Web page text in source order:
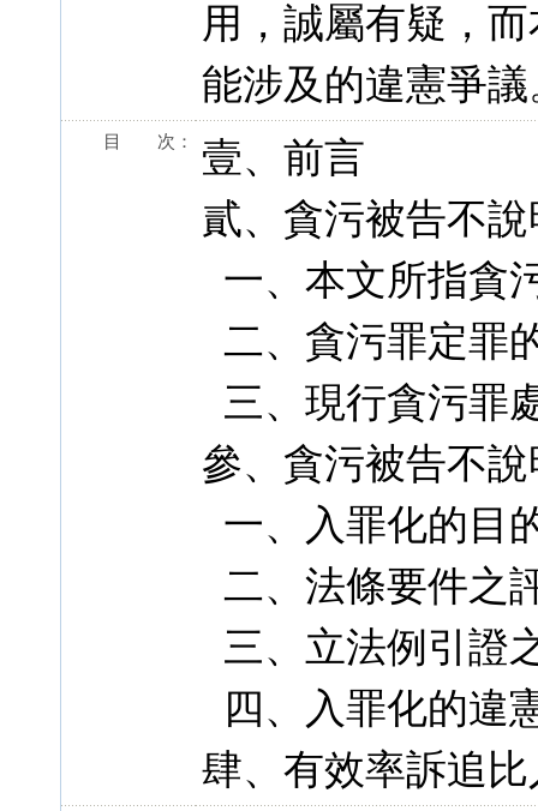
用，誠屬有疑，
能涉及的違憲爭議
目 次：
壹、前言
貳、貪污被告不
一、本文所指貪
二、貪污罪定罪
三、現行貪污罪
參、貪污被告不
一、入罪化的目
二、法條要件之
三、立法例引證
四、入罪化的違
肆、有效率訴追